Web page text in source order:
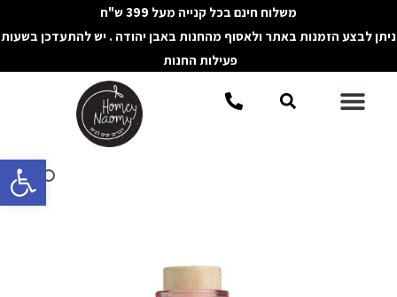
פתח
לתוכן
משלוח חינם בכל קנייה מעל 399 ש"ח
ניתן לבצע הזמנות באתר ולאסוף מהחנות באבן יהודה . יש להתעדכן בשעות
פעילות החנות
תפריטחיפוש